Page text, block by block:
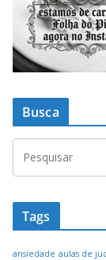
Busca
Tags
ansiedade aulas de